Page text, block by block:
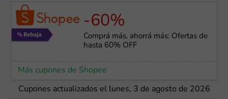
-60%
Comprá más, ahorrá más: Ofertas de
hasta 60% OFF
Más cupones de Shopee
Cupones actualizados el lunes, 3 de agosto de 2026